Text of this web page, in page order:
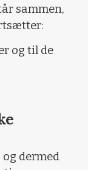
sammen,
og til de
dermed